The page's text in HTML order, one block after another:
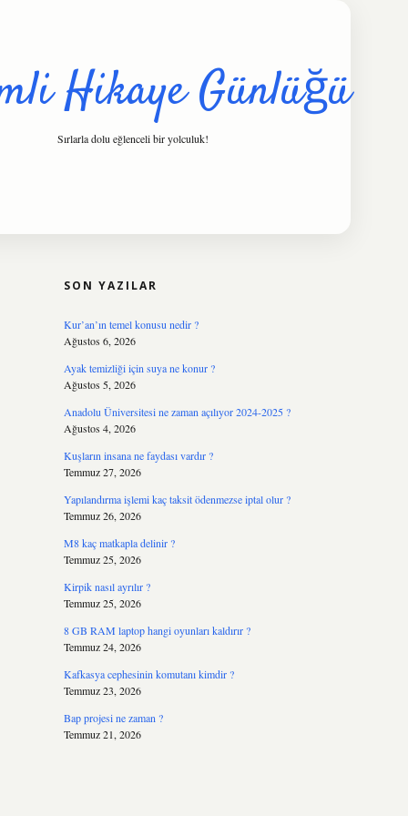
Hikaye Günlüğü
Sırlarla dolu eğlenceli bir yolculuk!
SON YAZILAR
Kur’an’ın temel konusu nedir ?
Ağustos 6, 2026
Ayak temizliği için suya ne konur ?
Ağustos 5, 2026
Anadolu Üniversitesi ne zaman açılıyor 2024-2025 ?
Ağustos 4, 2026
Kuşların insana ne faydası vardır ?
Temmuz 27, 2026
Yapılandırma işlemi kaç taksit ödenmezse iptal olur ?
Temmuz 26, 2026
M8 kaç matkapla delinir ?
Temmuz 25, 2026
Kirpik nasıl ayrılır ?
Temmuz 25, 2026
8 GB RAM laptop hangi oyunları kaldırır ?
Temmuz 24, 2026
Kafkasya cephesinin komutanı kimdir ?
Temmuz 23, 2026
Bap projesi ne zaman ?
Temmuz 21, 2026